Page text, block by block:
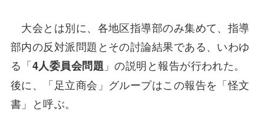
大会とは別に、各地区指導部のみ集めて、指導
部内の反対派問題とその討論結果である、いわゆ
る「4人委員会問題 」の説明と報告が行われた。
後に、「足立商会」グループはこの報告を「怪文
書」と呼ぶ。